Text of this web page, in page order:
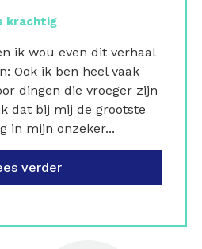
krachtig
ik wou even dit verhaal
Ook ik ben heel vaak
dingen die vroeger zijn
dat bij mij de grootste
in mijn onzeker...
verder